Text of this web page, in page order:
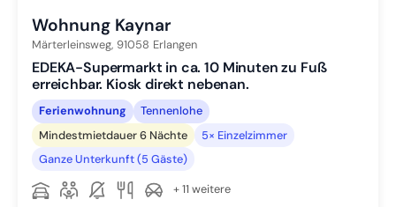
Wohnung Kaynar
Märterleinsweg, 91058 Erlangen
EDEKA-Supermarkt in ca. 10 Minuten zu Fuß
erreichbar. Kiosk direkt nebenan.
Ferienwohnung
Tennenlohe
Mindestmietdauer 6 Nächte
5× Einzelzimmer
Ganze Unterkunft (5 Gäste)
+ 11 weitere